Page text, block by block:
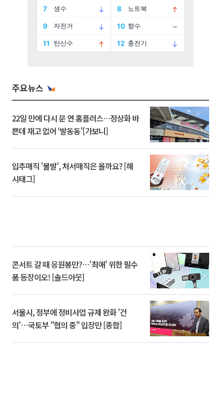
주요뉴스
22일 만에 다시 문 연 홈플러스…정상화 바
쁜데 재고 없어 ‘발동동’[가보니]
입추매직 '불발', 처서매직은 올까요? [해
시태그]
콘서트 갈 때 응원봉만?⋯'최애' 위한 필수
품 등장이오! [솔드아웃]
서울시, 정부에 정비사업 규제 완화 '건
의'⋯국토부 "협의 중" 입장만 [종합]